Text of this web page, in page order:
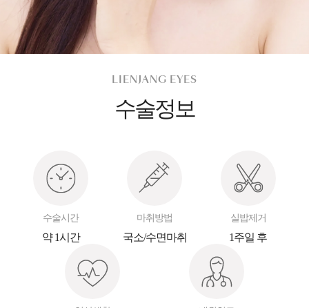
LIENJANG EYES
수술정보
수술시간
약 1시간
마취방법
국소/수면마취
실밥제거
1주일 후